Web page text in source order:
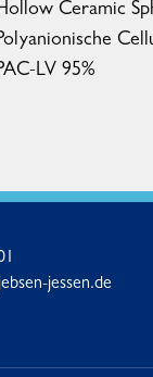
Ceramic
LV 95%
jessen.de